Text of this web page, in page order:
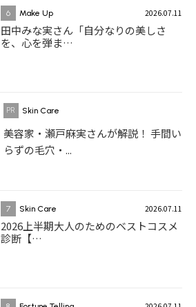
6 Make Up 2026.07.11
田中みな実さん「自分なりの美しさ
を、心を弾ま…
Skin Care
美容家・瀬戸麻実さんが解説！ 手間い
らずの毛穴・...
7 Skin Care 2026.07.11
2026上半期大人のためのベストコスメ
診断【…